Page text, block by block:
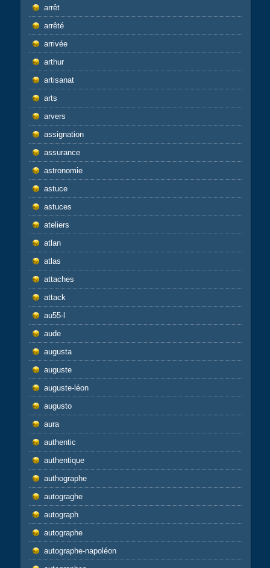
arrêt
arrêté
arrivée
arthur
artisanat
arts
arvers
assignation
assurance
astronomie
astuce
astuces
ateliers
atlan
atlas
attaches
attack
au55-l
aude
augusta
auguste
auguste-léon
augusto
aura
authentic
authentique
authographe
autograghe
autograph
autographe
autographe-napoléon